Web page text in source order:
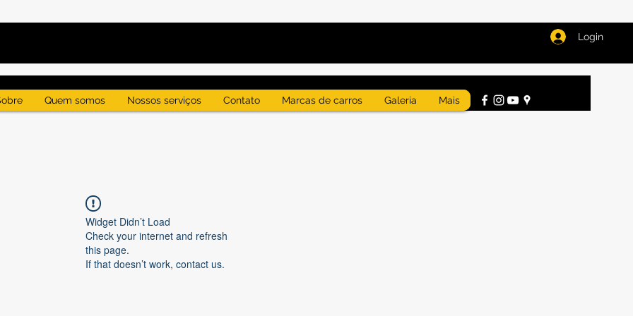
Login
Quem somos Nossos serviços Contato Marcas de carros Galeria Mais
Widget Didn’t Load
Check your internet and refresh
this page.
If that doesn’t work, contact us.